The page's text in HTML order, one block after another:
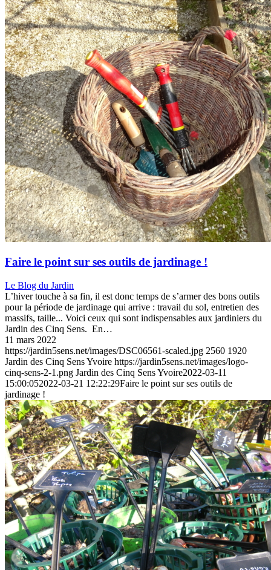
Faire le point sur ses outils de jardinage !
Le Blog du Jardin
L’hiver touche à sa fin, il est donc temps de s’armer des bons outils
pour la période de jardinage qui arrive : travail du sol, entretien des
massifs, taille... Voici ceux qui sont indispensables aux jardiniers du
Jardin des Cinq Sens. En…
11 mars 2022
https://jardin5sens.net/images/DSC06561-scaled.jpg 2560 1920
Jardin des Cinq Sens Yvoire https://jardin5sens.net/images/logo-
cinq-sens-2-1.png Jardin des Cinq Sens Yvoire2022-03-11
15:00:052022-03-21 12:22:29Faire le point sur ses outils de
jardinage !